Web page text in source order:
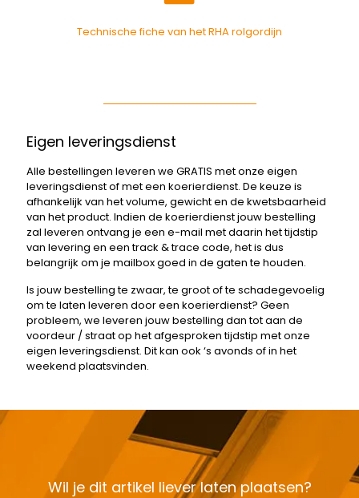
Technische fiche van het RHA rolgordijn
Eigen leveringsdienst
Alle bestellingen leveren we GRATIS met onze eigen
leveringsdienst of met een koerierdienst. De keuze is
afhankelijk van het volume, gewicht en de kwetsbaarheid
van het product. Indien de koerierdienst jouw bestelling
zal leveren ontvang je een e-mail met daarin het tijdstip
van levering en een track & trace code, het is dus
belangrijk om je mailbox goed in de gaten te houden.
Is jouw bestelling te zwaar, te groot of te schadegevoelig
om te laten leveren door een koerierdienst? Geen
probleem, we leveren jouw bestelling dan tot aan de
voordeur / straat op het afgesproken tijdstip met onze
eigen leveringsdienst. Dit kan ook ‘s avonds of in het
weekend plaatsvinden.
Wil je dit artikel liever laten plaatsen?